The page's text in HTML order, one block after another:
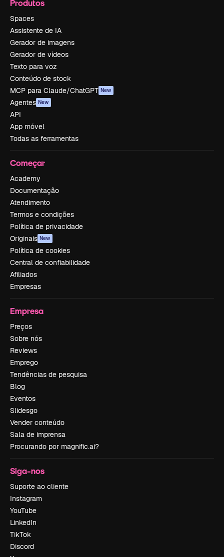
Produtos
Spaces
Assistente de IA
Gerador de imagens
Gerador de vídeos
Texto para voz
Conteúdo de stock
MCP para Claude/ChatGPT New
Agentes New
API
App móvel
Todas as ferramentas
Começar
Academy
Documentação
Atendimento
Termos e condições
Política de privacidade
Originais New
Política de cookies
Central de confiabilidade
Afiliados
Empresas
Empresa
Preços
Sobre nós
Reviews
Emprego
Tendências de pesquisa
Blog
Eventos
Slidesgo
Vender conteúdo
Sala de imprensa
Procurando por magnific.ai?
Siga-nos
Suporte ao cliente
Instagram
YouTube
LinkedIn
TikTok
Discord